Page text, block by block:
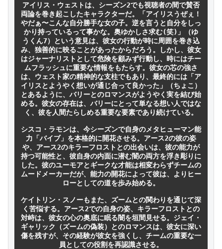
アイリス・ウェストは、シーズン2でも視聴者の間で賛否
両論を巻き起こしたキャラクターだ。「アイリスうぜぇ！
やだぁ〜こんな自分勝手な女の子。逆を言うと自分をしっ
かり持っているって事かな。奥ゆかしさ求む(笑)」（ゆ
うくん7）という意見は、彼女の行動が時に周囲を巻き込
み、独善的に映ることがあったからだろう。しかし、彼女
はジャーナリストとして危険を顧みず行動し、時にはチー
ムフラッシュに重要な情報をもたらす。彼女の芯の強さ
は、ウェスト家の精神的な支柱でもあり、最終的には「ア
イリスとようやく想いが通じ合って良かった」（ちょこ）
とあるように、バリーとのロマンスがようやく実を結び始
める。彼女の存在は、バリーにとって単なる想い人ではな
く、彼を人間たらしめる重要な要素であり続けている。
シスコ・ラモンは、今シーズンで自身のメタヒューマン能
力「バイブ」を本格的に開花させる。アース2の彼の姿
や、アース2のキラーフロストとの出会いは、彼の能力が
持つ可能性と、彼自身の内面に潜む闇の両方を浮き彫りに
した。彼のユーモアとギークな才能は相変わらずチームの
ムードメーカーだが、能力の開花によって彼は、よりヒー
ローとしての道を歩み始める。
ケイトリン・スノーもまた、ズームとの関わりを通じて深
く苦悩する。アース2での自身の姿、キラーフロストとの
対峙は、彼女の心の奥底に眠る闇を垣間見せる。ジェイ・
ギャリック（ズームの偽装）とのロマンスは、彼女に深い
傷を残すが、その経験が彼女を強くし、チームの重要な一
員としての役割を再認識させる。